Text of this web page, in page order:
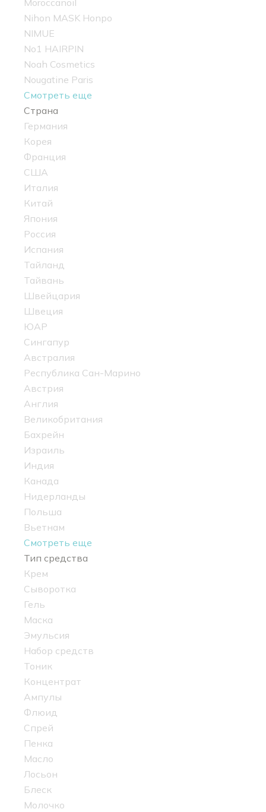
Moroccanoil
Nihon MASK Honpo
NIMUE
No1 HAIRPIN
Noah Cosmetics
Nougatine Paris
Смотреть еще
Страна
Германия
Корея
Франция
США
Италия
Китай
Япония
Россия
Испания
Тайланд
Тайвань
Швейцария
Швеция
ЮАР
Сингапур
Австралия
Республика Сан-Марино
Австрия
Англия
Великобритания
Бахрейн
Израиль
Индия
Канада
Нидерланды
Польша
Вьетнам
Смотреть еще
Тип средства
Крем
Сыворотка
Гель
Маска
Эмульсия
Набор средств
Тоник
Концентрат
Ампулы
Флюид
Спрей
Пенка
Масло
Лосьон
Блеск
Молочко